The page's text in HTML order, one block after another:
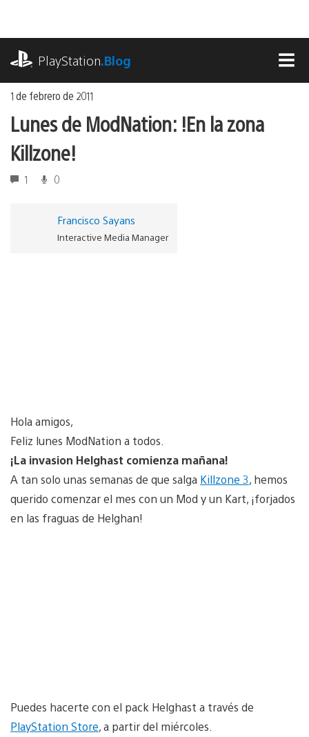
contenido
PlayStation.Blog
1 de febrero de 2011
Lunes de ModNation: !En la zona
Killzone!
1 0
Francisco Sayans
Interactive Media Manager
Hola amigos,
Feliz lunes ModNation a todos.
¡La invasion Helghast comienza mañana!
A tan solo unas semanas de que salga Killzone 3, hemos
querido comenzar el mes con un Mod y un Kart, ¡forjados
en las fraguas de Helghan!
Puedes hacerte con el pack Helghast a través de
PlayStation Store, a partir del miércoles.